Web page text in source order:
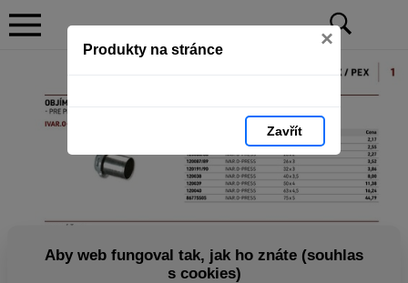
Produkty na stránce ×
Zavřít
Aby web fungoval tak, jak ho znáte (souhlas
s cookies)